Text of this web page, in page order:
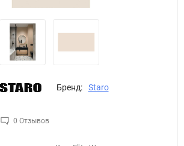
Бренд: Staro
0 Отзывов